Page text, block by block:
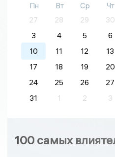
Пн Вт Ср Чт
27
28 29 30
3
4 5 6
10
11 12 13
17
18 19 20
24
25 26 27
31
1 2 3
100 самых